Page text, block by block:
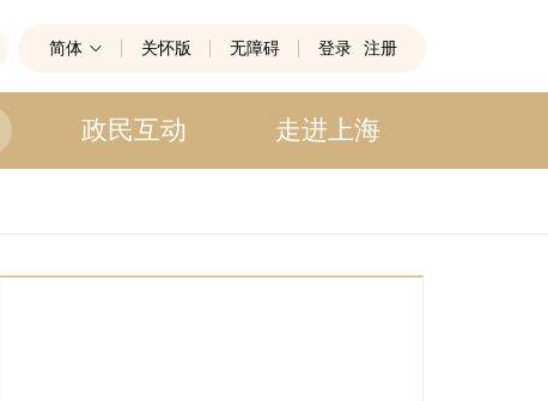
简体 关怀版 无障碍 登录 注册
政民互动 走进上海